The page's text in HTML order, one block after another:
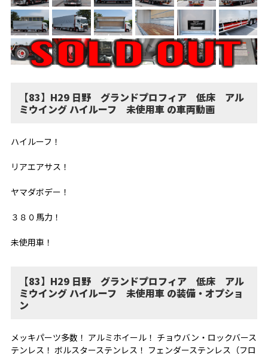
【83】H29 日野 グランドプロフィア 低床 アル
ミウイング ハイルーフ 未使用車 の車両動画
ハイルーフ！
リアエアサス！
ヤマダボデー！
３８０馬力！
未使用車！
【83】H29 日野 グランドプロフィア 低床 アル
ミウイング ハイルーフ 未使用車 の装備・オプショ
ン
メッキパーツ多数！ アルミホイール！ チョウバン・ロックバース
テンレス！ ボルスターステンレス！ フェンダーステンレス（フロ